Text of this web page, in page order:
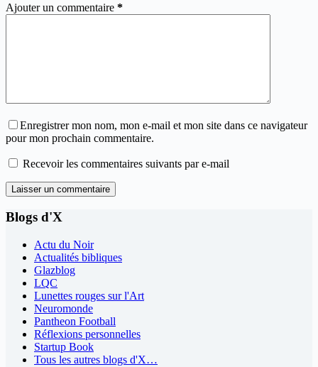
Ajouter un commentaire *
Enregistrer mon nom, mon e-mail et mon site dans ce navigateur
pour mon prochain commentaire.
Recevoir les commentaires suivants par e-mail
Laisser un commentaire
Blogs d'X
Actu du Noir
Actualités bibliques
Glazblog
LQC
Lunettes rouges sur l'Art
Neuromonde
Pantheon Football
Réflexions personnelles
Startup Book
Tous les autres blogs d'X…